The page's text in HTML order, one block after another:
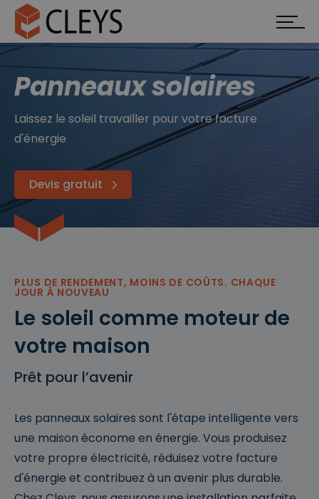
Panneaux solaires
Laissez le soleil travailler pour votre facture
d'énergie
Devis gratuit
PLUS DE RENDEMENT, MOINS DE COÛTS. CHAQUE
JOUR À NOUVEAU
Le soleil comme moteur de
votre maison
Prêt pour l’avenir
Les panneaux solaires sont l'étape intelligente vers
une maison économe en énergie. Vous produisez
votre propre électricité, réduisez votre facture
d'énergie et contribuez à un avenir plus durable.